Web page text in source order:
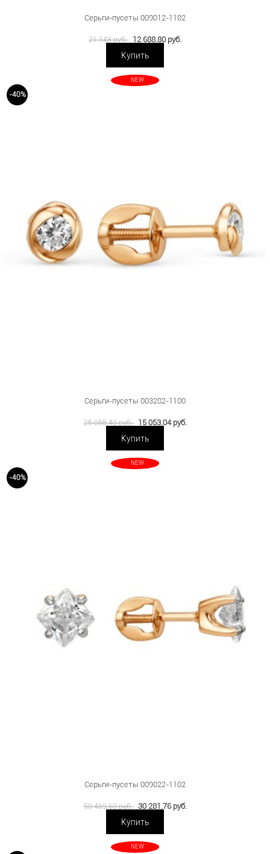
Серьги-пусеты 009012-1102
21 148 руб. 12 688.80 руб.
Купить
-40%
NEW
Серьги-пусеты 003282-1100
25 088.40 руб. 15 053.04 руб.
Купить
-40%
NEW
Серьги-пусеты 009022-1102
50 469.60 руб. 30 281.76 руб.
Купить
NEW